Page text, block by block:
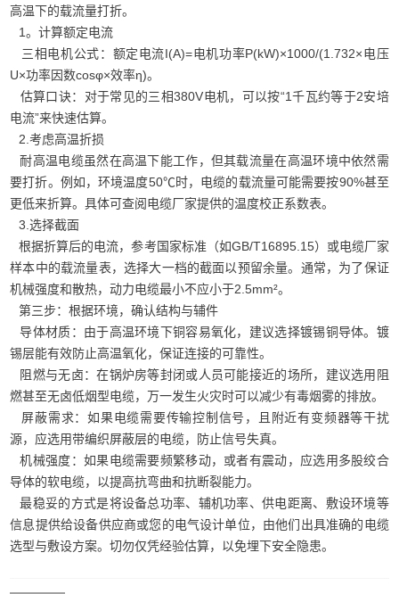
高温下的载流量打折。
1。计算额定电流
三相电机公式：额定电流I(A)=电机功率P(kW)×1000/(1.732×电压
U×功率因数cosφ×效率η)。
估算口诀：对于常见的三相380V电机，可以按“1千瓦约等于2安培
电流”来快速估算。
2.考虑高温折损
耐高温电缆虽然在高温下能工作，但其载流量在高温环境中依然需
要打折。例如，环境温度50℃时，电缆的载流量可能需要按90%甚至
更低来折算。具体可查阅电缆厂家提供的温度校正系数表。
3.选择截面
根据折算后的电流，参考国家标准（如GB/T16895.15）或电缆厂家
样本中的载流量表，选择大一档的截面以预留余量。通常，为了保证
机械强度和散热，动力电缆最小不应小于2.5mm²。
第三步：根据环境，确认结构与辅件
导体材质：由于高温环境下铜容易氧化，建议选择镀锡铜导体。镀
锡层能有效防止高温氧化，保证连接的可靠性。
阻燃与无卤：在锅炉房等封闭或人员可能接近的场所，建议选用阻
燃甚至无卤低烟型电缆，万一发生火灾时可以减少有毒烟雾的排放。
屏蔽需求：如果电缆需要传输控制信号，且附近有变频器等干扰
源，应选用带编织屏蔽层的电缆，防止信号失真。
机械强度：如果电缆需要频繁移动，或者有震动，应选用多股绞合
导体的软电缆，以提高抗弯曲和抗断裂能力。
最稳妥的方式是将设备总功率、辅机功率、供电距离、敷设环境等
信息提供给设备供应商或您的电气设计单位，由他们出具准确的电缆
选型与敷设方案。切勿仅凭经验估算，以免埋下安全隐患。